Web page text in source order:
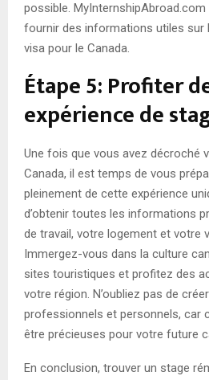
possible.
fournir des informations utiles sur
visa pour le Canada.
Étape 5: Profiter
expérience de
Une fois que vous avez décroché
Canada, il est temps de vous
pleinement de cette expérience
d’obtenir toutes les informations
de travail, votre logement et votre
Immergez-vous dans la culture
sites touristiques et profitez des
votre région. N’oubliez pas de
professionnels et personnels, car
être précieuses pour votre future
En conclusion, trouver un stage